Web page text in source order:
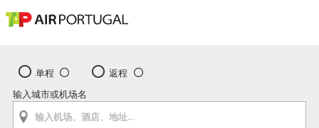
单程
返程
输入城市或机场名